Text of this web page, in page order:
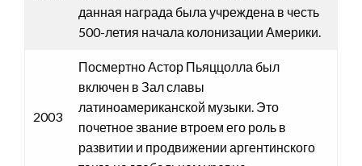
данная награда была учреждена в честь
500-летия начала колонизации Америки.
2003
Посмертно Астор Пьяццолла был
включен в Зал славы
латиноамериканской музыки. Это
почетное звание втроем его роль в
развитии и продвижении аргентинского